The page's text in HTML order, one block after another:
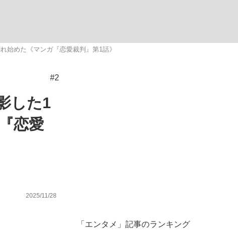
めた《マンガ『恋愛裁判』第1話》
#2
した1
恋愛
2025/11/28
「エンタメ」記事のランキング